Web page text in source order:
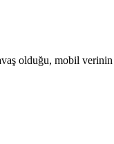
olduğu, mobil